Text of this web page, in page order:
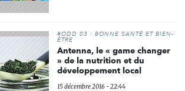
#ODD 03 : BONNE SANTÉ ET BIEN-
ÊTRE
Antenna, le « game changer
» de la nutrition et du
développement local
15 décembre 2016 - 22:44